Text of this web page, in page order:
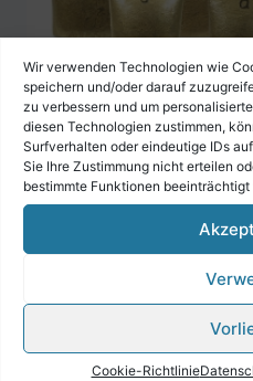
Wir verwenden Technologien wie
speichern und/oder darauf
zu verbessern und um
diesen Technologien zustimmen,
Surfverhalten oder eindeutige IDs
Sie Ihre Zustimmung nicht erteilen
bestimmte Funktionen beeinträchtigt
Cookie-Richtlinie
Musikglockensatz 01,
€209,00